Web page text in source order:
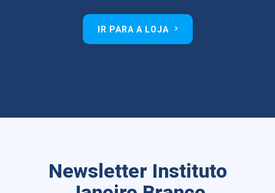
IR PARA A LOJA
Newsletter Instituto